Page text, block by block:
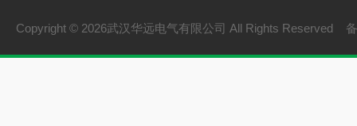
Copyright © 2026武汉华远电气有限公司 All Rights Reserved